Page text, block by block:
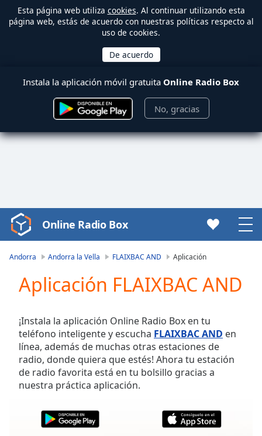
Esta página web utiliza cookies. Al continuar utilizando esta
página web, estás de acuerdo con nuestras políticas respecto al
uso de cookies.
Instala la aplicación móvil gratuita Online Radio Box
No, gracias
Video
Player
Play
Video
Skip
Backward
Skip
Forward
Mute
Current
Time0:00
Duration-:-
Online Radio Box
Andorra Andorra la Vella FLAIXBAC AND Aplicación
Aplicación FLAIXBAC AND
¡Instala la aplicación Online Radio Box en tu
teléfono inteligente y escucha FLAIXBAC AND en
línea, además de muchas otras estaciones de
radio, donde quiera que estés! Ahora tu estación
de radio favorita está en tu bolsillo gracias a
nuestra práctica aplicación.